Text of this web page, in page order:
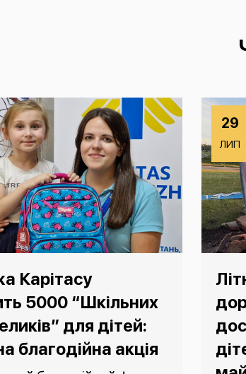
Карітасу
5000 “Шкільних
для дітей:
благодійна акція
29
ЛИП